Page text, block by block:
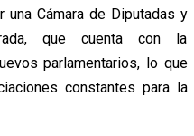
Cámara de Diputadas y
que cuenta con la
parlamentarios, lo que
constantes para la